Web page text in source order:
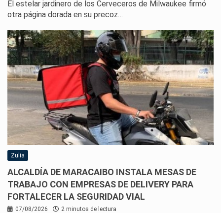
El estelar jardinero de los Cerveceros de Milwaukee firmó
otra página dorada en su precoz…
Zulia
ALCALDÍA DE MARACAIBO INSTALA MESAS DE
TRABAJO CON EMPRESAS DE DELIVERY PARA
FORTALECER LA SEGURIDAD VIAL
07/08/2026 2 minutos de lectura